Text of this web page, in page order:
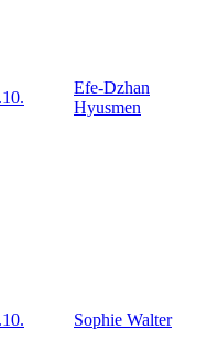
Efe-Dzhan
Hyusmen
Sophie Walter